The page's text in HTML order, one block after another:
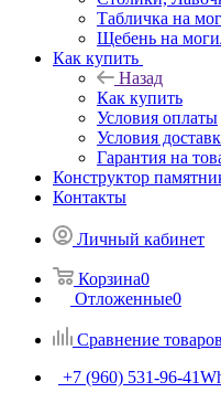
Табличка на
Щебень на
Как купить
Назад
Как купить
Условия оплаты
Условия
Гарантия на
Конструктор
Контакты
Личный кабинет
Корзина0
Отложенные0
Сравнение товаров
+7 (960) 531-96-41